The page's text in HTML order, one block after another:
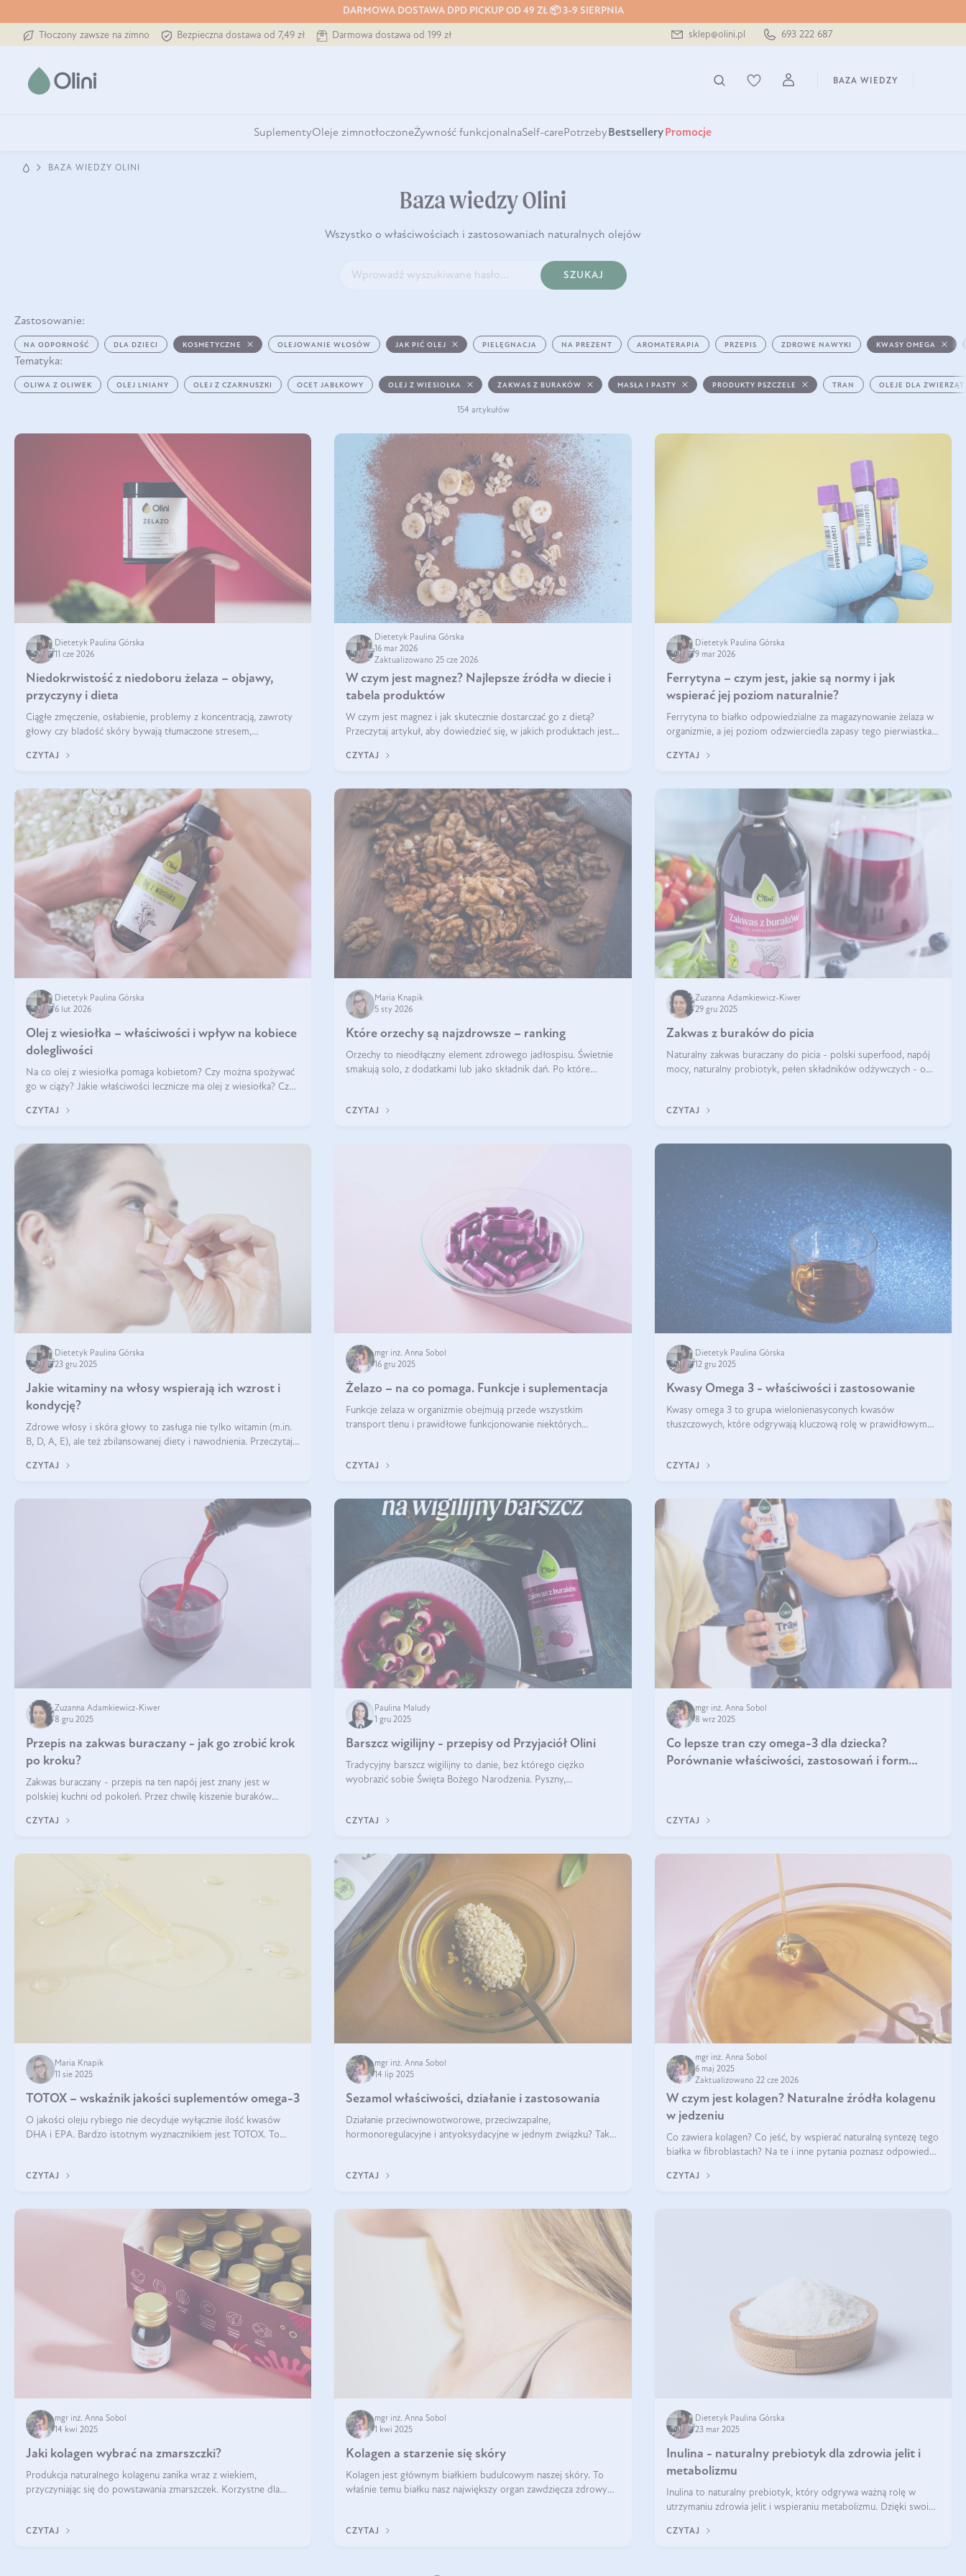
DARMOWA DOSTAWA DPD PICKUP OD 49 ZŁ 📦 3-9 SIERPNIA
Tłoczony zawsze na zimno Bezpieczna dostawa od 7,49 zł Darmowa dostawa od 199 zł sklep@olini.pl 693 222 687
BAZA WIEDZY
SuplementyOleje zimnotłoczoneŻywność funkcjonalnaSelf-carePotrzeby Bestsellery Promocje
BAZA WIEDZY OLINI
Baza wiedzy Olini
Wszystko o właściwościach i zastosowaniach naturalnych olejów
SZUKAJ
Zastosowanie:
NA ODPORNOŚĆ DLA DZIECI KOSMETYCZNE OLEJOWANIE WŁOSÓW JAK PIĆ OLEJ PIELĘGNACJA NA PREZENT AROMATERAPIA PRZEPIS ZDROWE NAWYKI KWASY OMEGA
Tematyka:
OLIWA Z OLIWEK OLEJ LNIANY OLEJ Z CZARNUSZKI OCET JABŁKOWY OLEJ Z WIESIOŁKA ZAKWAS Z BURAKÓW MASŁA I PASTY PRODUKTY PSZCZELE TRAN OLEJE DLA ZWIERZĄT
154 artykułów
Dietetyk Paulina Górska
11 cze 2026
Niedokrwistość z niedoboru żelaza – objawy,
przyczyny i dieta
Ciągłe zmęczenie, osłabienie, problemy z koncentracją, zawroty
głowy czy bladość skóry bywają tłumaczone stresem,
może być niedokrwistość z niedoboru żelaza.
CZYTAJ
Dietetyk Paulina Górska
16 mar 2026
Zaktualizowano 25 cze 2026
W czym jest magnez? Najlepsze źródła w diecie i
tabela produktów
W czym jest magnez i jak skutecznie dostarczać go z dietą?
Przeczytaj artykuł, aby dowiedzieć się, w jakich produktach jest
CZYTAJ
Dietetyk Paulina Górska
9 mar 2026
Ferrytyna – czym jest, jakie są normy i jak
wspierać jej poziom naturalnie?
Ferrytyna to białko odpowiedzialne za magazynowanie żelaza w
organizmie, a jej poziom odzwierciedla zapasy tego pierwiastka.
ferrytyny daje objawy, które mogą utrudniać codzienne
CZYTAJ
Dietetyk Paulina Górska
6 lut 2026
Olej z wiesiołka – właściwości i wpływ na kobiece
dolegliwości
Na co olej z wiesiołka pomaga kobietom? Czy można spożywać
go w ciąży? Jakie właściwości lecznicze ma olej z wiesiołka? Czy
efekty? Jaka jes
CZYTAJ
Maria Knapik
5 sty 2026
Które orzechy są najzdrowsze – ranking
Orzechy to nieodłączny element zdrowego jadłospisu. Świetnie
smakują solo, z dodatkami lub jako składnik dań. Po które
CZYTAJ
Zuzanna Adamkiewicz-Kiwer
29 gru 2025
Zakwas z buraków do picia
Naturalny zakwas buraczany do picia - polski superfood, napój
mocy, naturalny probiotyk, pełen składników odżywczych - o
CZYTAJ
Dietetyk Paulina Górska
23 gru 2025
Jakie witaminy na włosy wspierają ich wzrost i
kondycję?
Zdrowe włosy i skóra głowy to zasługa nie tylko witamin (m.in.
B, D, A, E), ale też zbilansowanej diety i nawodnienia. Przeczytaj
wypadanie włosów.
CZYTAJ
mgr inż. Anna Sobol
16 gru 2025
Żelazo – na co pomaga. Funkcje i suplementacja
Funkcje żelaza w organizmie obejmują przede wszystkim
transport tlenu i prawidłowe funkcjonowanie niektórych
etapie życia.
CZYTAJ
Dietetyk Paulina Górska
12 gru 2025
Kwasy Omega 3 - właściwości i zastosowanie
Kwasy omega 3 to grupа wielonienasyconych kwasów
tłuszczowych, które odgrywają kluczową rolę w prawidłowym
CZYTAJ
Zuzanna Adamkiewicz-Kiwer
8 gru 2025
Przepis na zakwas buraczany - jak go zrobić krok
po kroku?
Zakwas buraczany - przepis na ten napój jest znany jest w
polskiej kuchni od pokoleń. Przez chwilę kiszenie buraków
na fali popularności na
CZYTAJ
Paulina Maludy
1 gru 2025
Barszcz wigilijny - przepisy od Przyjaciół Olini
Tradycyjny barszcz wigilijny to danie, bez którego ciężko
wyobrazić sobie Święta Bożego Narodzenia. Pyszny,
CZYTAJ
mgr inż. Anna Sobol
8 wrz 2025
Co lepsze tran czy omega-3 dla dziecka?
Porównanie właściwości, zastosowań i form
CZYTAJ
Maria Knapik
11 sie 2025
TOTOX – wskaźnik jakości suplementów omega-3
O jakości oleju rybiego nie decyduje wyłącznie ilość kwasów
DHA i EPA. Bardzo istotnym wyznacznikiem jest TOTOX. To
CZYTAJ
mgr inż. Anna Sobol
14 lip 2025
Sezamol właściwości, działanie i zastosowania
Działanie przeciwnowotworowe, przeciwzapalne,
hormonoregulacyjne i antyoksydacyjne w jednym związku? Tak
swojej diety — być może to pierwsza ok
CZYTAJ
mgr inż. Anna Sobol
6 maj 2025
Zaktualizowano 22 cze 2026
W czym jest kolagen? Naturalne źródła kolagenu
w jedzeniu
Co zawiera kolagen? Co jeść, by wspierać naturalną syntezę tego
białka w fibroblastach? Na te i inne pytania poznasz odpowiedź
CZYTAJ
mgr inż. Anna Sobol
14 kwi 2025
Jaki kolagen wybrać na zmarszczki?
Produkcja naturalnego kolagenu zanika wraz z wiekiem,
przyczyniając się do powstawania zmarszczek. Korzystne dla
CZYTAJ
mgr inż. Anna Sobol
1 kwi 2025
Kolagen a starzenie się skóry
Kolagen jest głównym białkiem budulcowym naszej skóry. To
właśnie temu białku nasz największy organ zawdzięcza zdrowy
CZYTAJ
Dietetyk Paulina Górska
23 mar 2025
Inulina - naturalny prebiotyk dla zdrowia jelit i
metabolizmu
Inulina to naturalny prebiotyk, który odgrywa ważną rolę w
utrzymaniu zdrowia jelit i wspieraniu metabolizmu. Dzięki swoim
jelitowych, co ma pozy
CZYTAJ